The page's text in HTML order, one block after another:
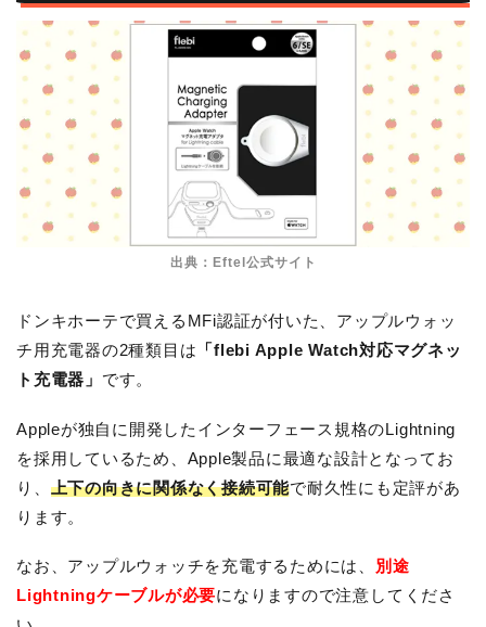
出典：Eftel公式サイト
ドンキホーテで買えるMFi認証が付いた、アップルウォッ
チ用充電器の2種類目は 「flebi Apple Watch対応マグネッ
ト充電器」 です。
Appleが独自に開発したインターフェース規格のLightning
を採用しているため、Apple製品に最適な設計となってお
り、 上下の向きに関係なく接続可能で耐久性にも定評があ
ります。
なお、アップルウォッチを充電するためには、 別途
Lightningケーブルが必要になりますので注意してくださ